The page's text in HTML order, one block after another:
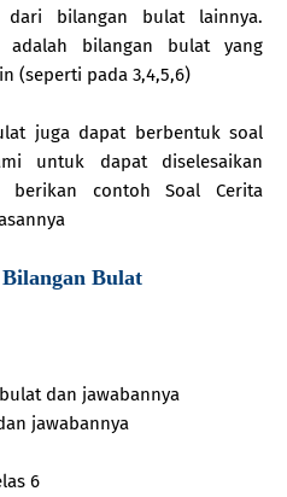
bilangan bulat lainnya.
adalah bilangan bulat yang
(seperti pada 3,4,5,6)
juga dapat berbentuk soal
untuk dapat diselesaikan
berikan contoh Soal Cerita
Bulat
dan jawabannya
jawabannya
6